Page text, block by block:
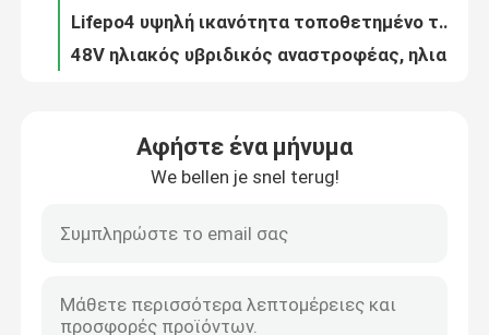
Ποιοτικός έλεγχος
Ιονική LiFePO4 μπαταρία λίθιου
LiFePo4 όλα σε μια μπαταρία ενεργειακής αποθήκευσης 5kwh 10kwh 15kwh 20kwh 51.2V 200Ah 280Ah
Αφήστε ένα μήνυμα
We bellen je snel terug!